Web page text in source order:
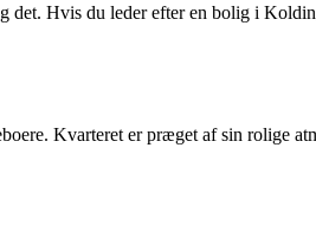
Hvis du leder efter en bolig i
Kvarteret er præget af sin rolige